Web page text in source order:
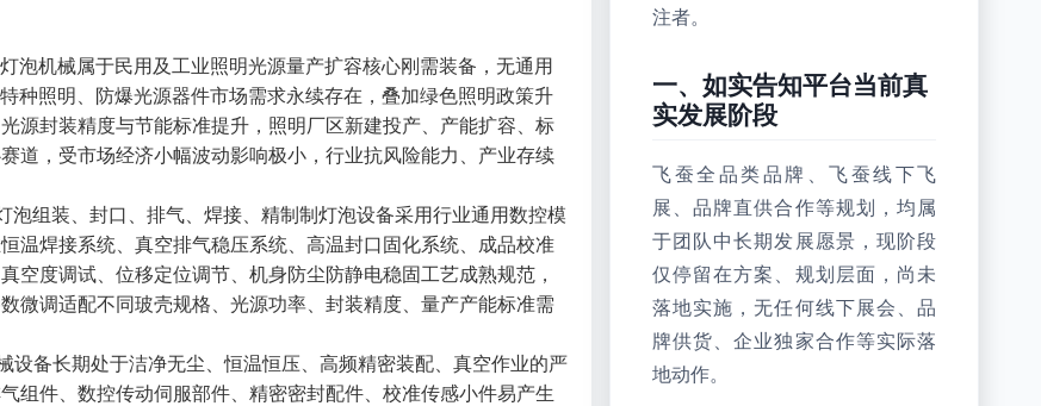
泡机械属于民用及工业照明光源量产扩容核心刚需装备，无通用
种照明、防爆光源器件市场需求永续存在，叠加绿色照明政策升
源封装精度与节能标准提升，照明厂区新建投产、产能扩容、标
道，受市场经济小幅波动影响极小，行业抗风险能力、产业存续
泡组装、封口、排气、焊接、精制制灯泡设备采用行业通用数控模
温焊接系统、真空排气稳压系统、高温封口固化系统、成品校准
空度调试、位移定位调节、机身防尘防静电稳固工艺成熟规范，
微调适配不同玻壳规格、光源功率、封装精度、量产产能标准需
设备长期处于洁净无尘、恒温恒压、高频精密装配、真空作业的严
组件、数控传动伺服部件、精密密封配件、校准传感小件易产生
注者。
一、如实告知平台当前真
实发展阶段
飞蚕全品类品牌、飞蚕线下飞
展、品牌直供合作等规划，均属
于团队中长期发展愿景，现阶段
仅停留在方案、规划层面，尚未
落地实施，无任何线下展会、品
牌供货、企业独家合作等实际落
地动作。